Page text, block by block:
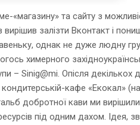
«магазину» та сайту з
залізти Вконтакт і
однак не дуже людну
химерного
– Sinig@mi. Опісля декількох
кафе «Екокал»
добротної кави ми
під одним дахом. Ідея,